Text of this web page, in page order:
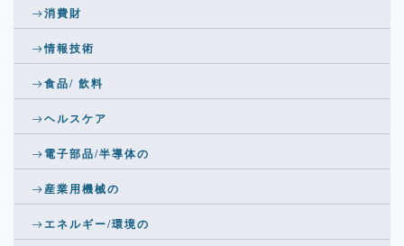
消費財
情報技術
食品/ 飲料
ヘルスケア
電子部品/半導体の
産業用機械の
エネルギー/環境の